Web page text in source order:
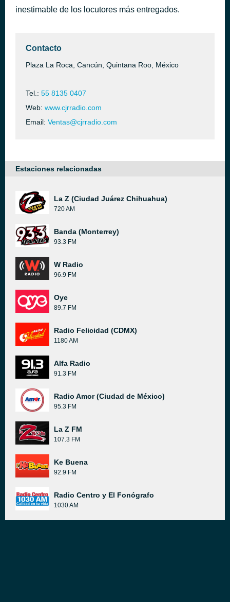
inestimable de los locutores más entregados.
Contacto
Plaza La Roca, Cancún, Quintana Roo, México
Tel.: 55 8135 0407
Web: www.cjrradio.com
Email: Ventas@cjrradio.com
Estaciones relacionadas
La Z (Ciudad Juárez Chihuahua)
720 AM
Banda (Monterrey)
93.3 FM
W Radio
96.9 FM
Oye
89.7 FM
Radio Felicidad (CDMX)
1180 AM
Alfa Radio
91.3 FM
Radio Amor (Ciudad de México)
95.3 FM
La Z FM
107.3 FM
Ke Buena
92.9 FM
Radio Centro y El Fonógrafo
1030 AM